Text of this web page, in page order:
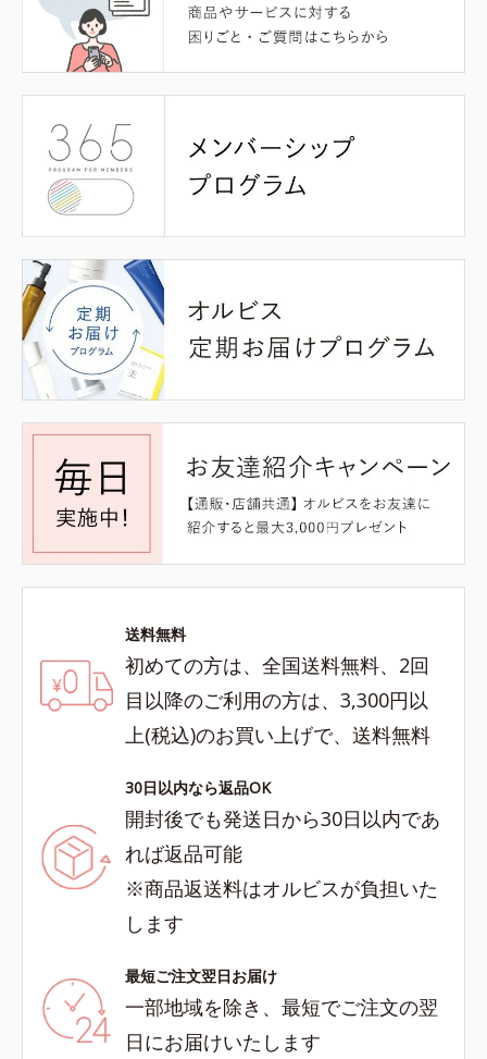
送料無料
初めての方は、全国送料無料、2回
目以降のご利用の方は、3,300円以
上(税込)のお買い上げで、送料無料
30日以内なら返品OK
開封後でも発送日から30日以内であ
れば返品可能
※商品返送料はオルビスが負担いた
します
最短ご注文翌日お届け
一部地域を除き、最短でご注文の翌
日にお届けいたします